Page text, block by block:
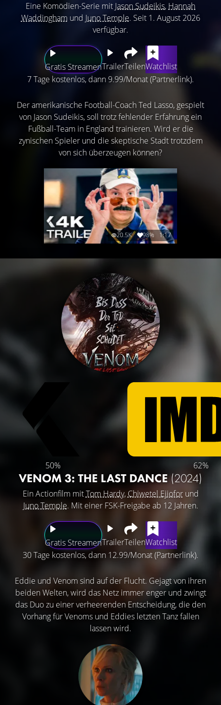
Eine Komödien-Serie mit Jason Sudeikis, Hannah
Waddingham und Juno Temple. Seit 1. August 2026
verfügbar.
Gratis StreamenTrailerTeilenWatchlist
7 Tage kostenlos, dann 9.99/Monat (Partnerlink).
Der amerikanische Football-Coach Ted Lasso, gespielt
von Jason Sudeikis, soll trotz fehlender Erfahrung ein
Fußball-Team in England trainieren. Wird er die
zynischen Spieler und die skeptische Stadt trotzdem
von sich überzeugen können?
20.5K 98% 1:17
50% 62%
VENOM 3: THE LAST DANCE(2024)
Ein Actionfilm mitTom Hardy, Chiwetel Ejioforund
Juno Temple. Mit einer FSK-Freigabe ab 12 Jahren.
Gratis StreamenTrailerTeilenWatchlist
30 Tage kostenlos, dann 12.99/Monat (Partnerlink).
Eddie und Venom sind auf der Flucht. Gejagt von ihren
beiden Welten, wird das Netz immer enger und zwingt
das Duo zu einer verheerenden Entscheidung, die den
Vorhang für Venoms und Eddies letzten Tanz fallen
lassen wird.